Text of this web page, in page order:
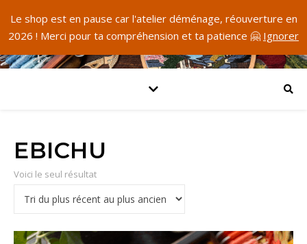
Le shop est en pause car l'atelier déménage, réouverture en
2026 ! Merci pour ta compréhension et ta patience 🤗 Ignorer
EBICHU
Voici le seul résultat